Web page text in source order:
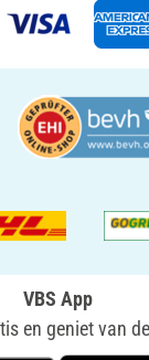
VBS App
en geniet van